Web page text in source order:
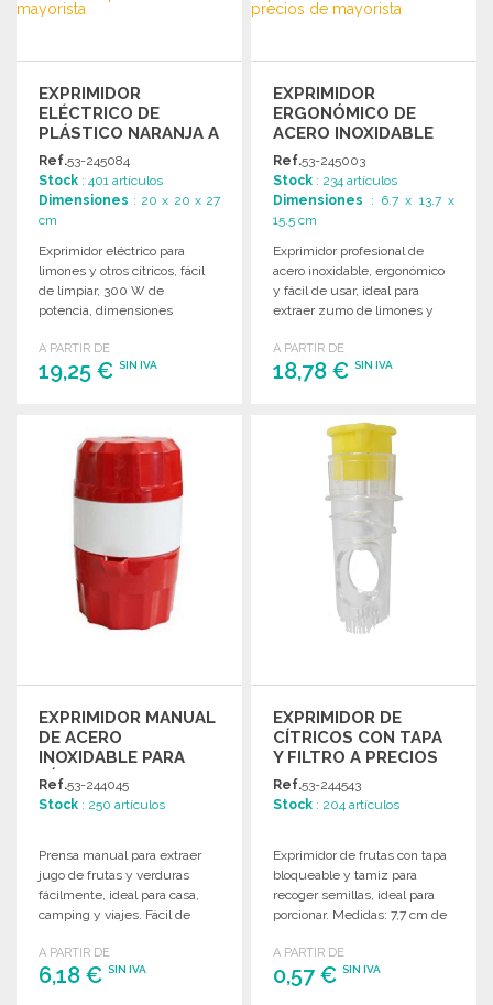
EXPRIMIDOR
ELÉCTRICO DE
PLÁSTICO NARANJA A
PRECIOS DE
MAYORISTA
Ref.53-245084
Stock : 401 artículos
Dimensiones : 20 x 20 x 27
cm
Exprimidor eléctrico para
limones y otros cítricos, fácil
de limpiar, 300 W de
potencia, dimensiones
varios colores.
A PARTIR DE
19,25 € SIN IVA
Solicitar un presupuesto
EXPRIMIDOR
ERGONÓMICO DE
ACERO INOXIDABLE
Ref.53-245003
Stock : 234 artículos
Dimensiones : 6.7 x 13.7 x
15.5 cm
Exprimidor profesional de
acero inoxidable, ergonómico
y fácil de usar, ideal para
extraer zumo de limones y
A PARTIR DE
18,78 €SIN IVA
PEDIR
Solicitar un presupuesto
EXPRIMIDOR MANUAL
DE ACERO
INOXIDABLE PARA
CÍTRICOS A PRECIOS
DE MAYORISTA
Ref.53-244045
Stock : 250 artículos
Prensa manual para extraer
jugo de frutas y verduras
fácilmente, ideal para casa,
camping y viajes. Fácil de
A PARTIR DE
6,18 € SIN IVA
EXPRIMIDOR DE
CÍTRICOS CON TAPA
Y FILTRO A PRECIOS
DE MAYORISTA
Ref.53-244543
Stock : 204 artículos
Exprimidor de frutas con tapa
bloqueable y tamiz para
recoger semillas, ideal para
porcionar. Medidas: 7,7 cm de
A PARTIR DE
0,57 €SIN IVA